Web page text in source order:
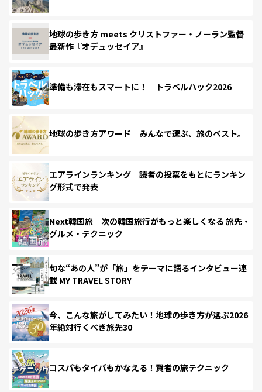
地球の歩き方 meets クリストファー・ノーラン監督
最新作『オデュッセイア』
準備も滞在もスマートに！ トラベルハック2026
地球の歩き方アワード みんなで選ぶ、旅のベスト。
エアラインランキング 読者の投票をもとにランキン
グ形式で発表
Next韓国旅 次の韓国旅行がもっと楽しくなる 旅先・
グルメ・テクニック
旬な“あの人”が「旅」をテーマに語るインタビュー連
載 MY TRAVEL STORY
今、こんな旅がしてみたい！地球の歩き方が選ぶ2026
年絶対行くべき旅先30
コスパもタイパもかなえる！賢者の旅テクニック